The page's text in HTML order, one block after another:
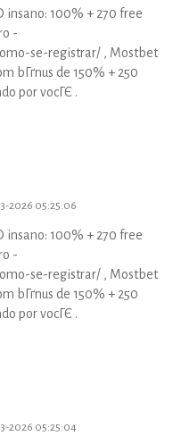
insano: 100% + 270 free
-
se-registrar/ , Mostbet
bГґnus de 150% + 250
por vocГЄ .
2026 05:25:06
insano: 100% + 270 free
-
se-registrar/ , Mostbet
bГґnus de 150% + 250
por vocГЄ .
2026 05:25:04